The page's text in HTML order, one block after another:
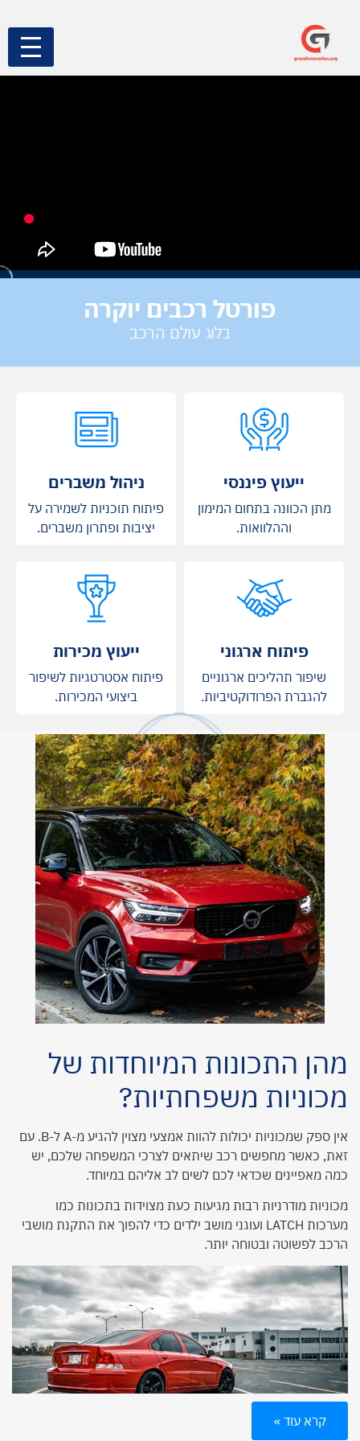
פורטל רכבים יוקרה
בלוג עולם הרכב
ייעוץ פיננסי
מתן הכוונה בתחום המימון
וההלוואות.
ניהול משברים
פיתוח תוכניות לשמירה על
יציבות ופתרון משברים.
פיתוח ארגוני
שיפור תהליכים ארגוניים
להגברת הפרודוקטיביות.
ייעוץ מכירות
פיתוח אסטרטגיות לשיפור
ביצועי המכירות.
מהן התכונות המיוחדות של
מכוניות משפחתיות?
אין ספק שמכוניות יכולות להוות אמצעי מצוין להגיע מ-A ל-B. עם
זאת, כאשר מחפשים רכב שיתאים לצרכי המשפחה שלכם, יש
כמה מאפיינים שכדאי לכם לשים לב אליהם במיוחד.
מכוניות מודרניות רבות מגיעות כעת מצוידות בתכונות כמו
מערכות LATCH ועוגני מושב ילדים כדי להפוך את התקנת מושבי
הרכב לפשוטה ובטוחה יותר.
קרא עוד »